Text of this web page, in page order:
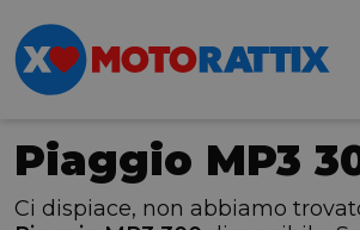
Piaggio MP3
Ci dispiace, non abbiamo